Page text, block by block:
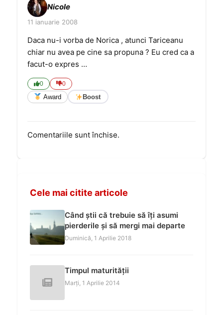
Nicole
11 ianuarie 2008
Daca nu-i vorba de Norica , atunci Tariceanu
chiar nu avea pe cine sa propuna ? Eu cred ca a
facut-o expres …
0 0
Award Boost
Comentariile sunt închise.
Cele mai citite articole
Când știi că trebuie să îți asumi
pierderile și să mergi mai departe
Duminică, 1 Aprilie 2018
Timpul maturității
Marți, 1 Aprilie 2014